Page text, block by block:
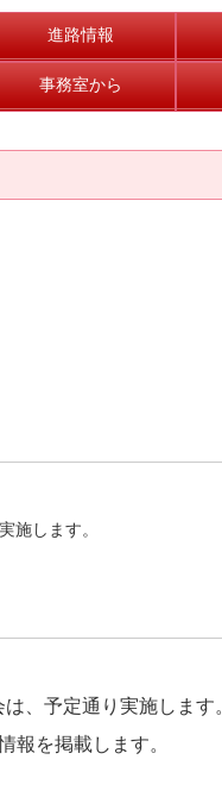
進路情報
事務室から
します。
、予定通り実施します。
を掲載します。